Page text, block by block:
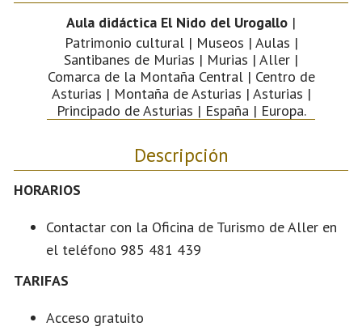
Aula didáctica El Nido del Urogallo |
Patrimonio cultural | Museos | Aulas |
Santibanes de Murias | Murias | Aller |
Comarca de la Montaña Central | Centro de
Asturias | Montaña de Asturias | Asturias |
Principado de Asturias | España | Europa.
Descripción
HORARIOS
Contactar con la Oficina de Turismo de Aller en
el teléfono 985 481 439
TARIFAS
Acceso gratuito